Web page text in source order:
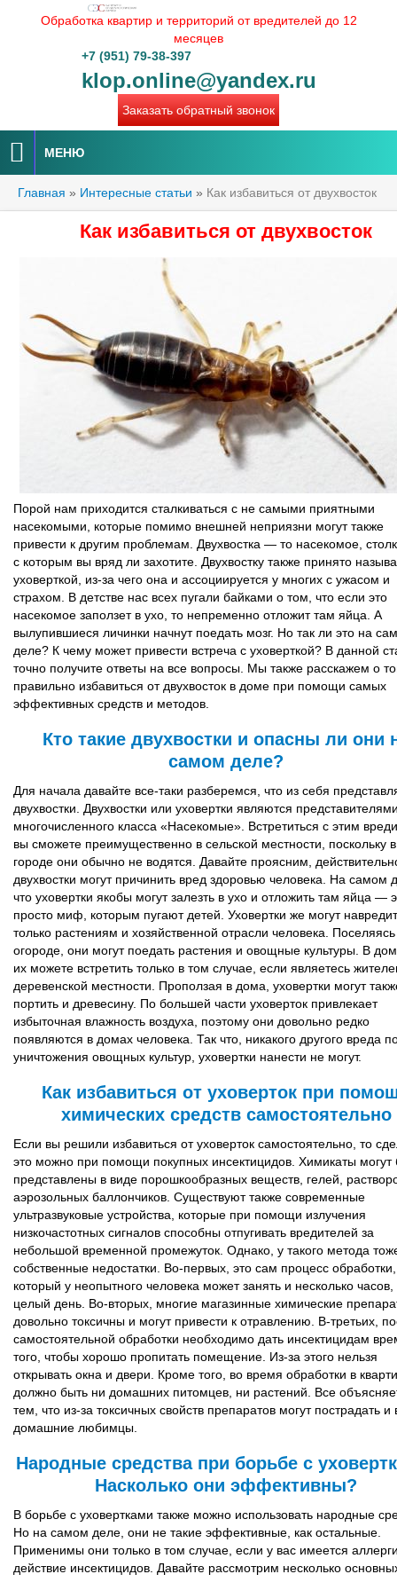
Обработка квартир и территорий от вредителей до 12
месяцев
+7 (951) 79-38-397
klop.online@yandex.ru
Заказать обратный звонок
МЕНЮ
Главная » Интересные статьи » Как избавиться от двухвосток
Как избавиться от двухвосток
Порой нам приходится сталкиваться с не самыми приятными
насекомыми, которые помимо внешней неприязни могут также
привести к другим проблемам. Двухвостка — то насекомое,
с которым вы вряд ли захотите. Двухвостку также принято
уховерткой, из-за чего она и ассоциируется у многих с ужасом и
страхом. В детстве нас всех пугали байками о том, что если это
насекомое заползет в ухо, то непременно отложит там яйца. А
вылупившиеся личинки начнут поедать мозг. Но так ли это на
деле? К чему может привести встреча с уховерткой? В данной
точно получите ответы на все вопросы. Мы также расскажем о
правильно избавиться от двухвосток в доме при помощи самых
эффективных средств и методов.
Кто такие двухвостки и опасны ли они
самом деле?
Для начала давайте все-таки разберемся, что из себя
двухвостки. Двухвостки или уховертки являются
многочисленного класса «Насекомые». Встретиться с этим
вы сможете преимущественно в сельской местности, поскольку в
городе они обычно не водятся. Давайте проясним,
двухвостки могут причинить вред здоровью человека. На самом
что уховертки якобы могут залезть в ухо и отложить там яйца —
просто миф, которым пугают детей. Уховертки же могут
только растениям и хозяйственной отрасли человека.
огороде, они могут поедать растения и овощные культуры. В
их можете встретить только в том случае, если являетесь
деревенской местности. Проползая в дома, уховертки могут
портить и древесину. По большей части уховерток привлекает
избыточная влажность воздуха, поэтому они довольно редко
появляются в домах человека. Так что, никакого другого вреда
уничтожения овощных культур, уховертки нанести не могут.
Как избавиться от уховерток при
химических средств самостоятельно
Если вы решили избавиться от уховерток самостоятельно, то
это можно при помощи покупных инсектицидов. Химикаты могут
представлены в виде порошкообразных веществ, гелей,
аэрозольных баллончиков. Существуют также современные
ультразвуковые устройства, которые при помощи излучения
низкочастотных сигналов способны отпугивать вредителей за
небольшой временной промежуток. Однако, у такого метода
собственные недостатки. Во-первых, это сам процесс обработки,
который у неопытного человека может занять и несколько часов,
целый день. Во-вторых, многие магазинные химические
довольно токсичны и могут привести к отравлению. В-третьих,
самостоятельной обработки необходимо дать инсектицидам
того, чтобы хорошо пропитать помещение. Из-за этого нельзя
открывать окна и двери. Кроме того, во время обработки в
должно быть ни домашних питомцев, ни растений. Все
тем, что из-за токсичных свойств препаратов могут пострадать
домашние любимцы.
Народные средства при борьбе с
Насколько они эффективны?
В борьбе с уховертками также можно использовать народные
Но на самом деле, они не такие эффективные, как остальные.
Применимы они только в том случае, если у вас имеется
действие инсектицидов. Давайте рассмотрим несколько